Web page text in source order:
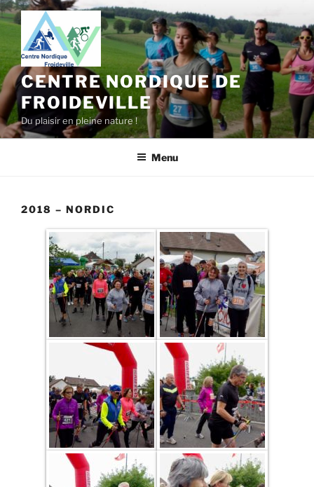
Aller
au
contenu
principal
CENTRE NORDIQUE DE
FROIDEVILLE
Du plaisir en pleine nature !
Menu
2018 – NORDIC